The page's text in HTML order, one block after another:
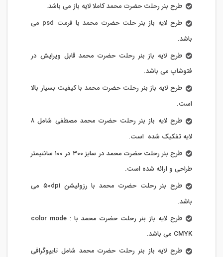
طرح بنر رحلت حضرت محمد کاملا لایه باز می باشد.
طرح لایه باز بنر حلت حضرت محمد با فرمت psd می
باشد.
طرح لایه باز بنر رحلت حضرت محمد قابل ویرایش در
فتوشاپ می باشد.
طرح لایه باز بنر رحلت حضرت محمد با کیفیت بسیار بالا
است.
طرح لایه باز بنر رحلت حضرت محمد مصطفی شامل ۸
لایه تفکیک شده است.
طرح بنر رحلت حضرت محمد در سایز ۳۰۰ در ۱۰۰ سانتیمتر
طراحی و ارائه شده است.
طرح بنر رحلت حضرت محمد با رزولیشن ۵۰dpi می
باشد.
طرح لایه باز بنر رحلت حضرت محمد با color mode :
CMYK می باشد.
طرح لایه باز بنر رحلت حضرت محمد شامل تایپوگرافی